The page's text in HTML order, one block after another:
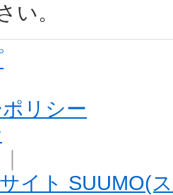
い。
リシー
｜
イト SUUMO(